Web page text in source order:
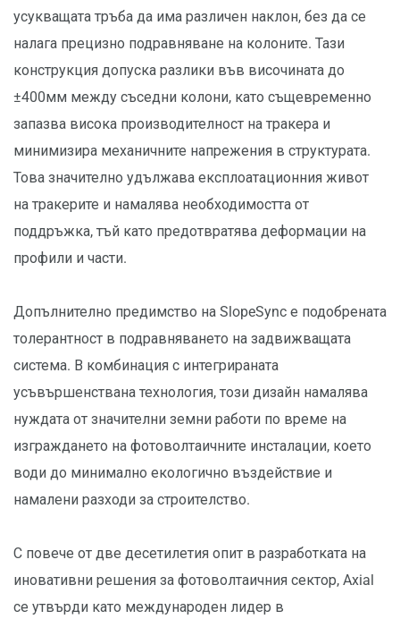
усукващата тръба да има различен наклон, без да се
налага прецизно подравняване на колоните. Тази
конструкция допуска разлики във височината до
±400мм между съседни колони, като същевременно
запазва висока производителност на тракера и
минимизира механичните напрежения в структурата.
Това значително удължава експлоатационния живот
на тракерите и намалява необходимостта от
поддръжка, тъй като предотвратява деформации на
профили и части.
Допълнително предимство на SlopeSync е подобрената
толерантност в подравняването на задвижващата
система. В комбинация с интегрираната
усъвършенствана технология, този дизайн намалява
нуждата от значителни земни работи по време на
изграждането на фотоволтаичните инсталации, което
води до минимално екологично въздействие и
намалени разходи за строителство.
С повече от две десетилетия опит в разработката на
иновативни решения за фотоволтаичния сектор, Axial
се утвърди като международен лидер в